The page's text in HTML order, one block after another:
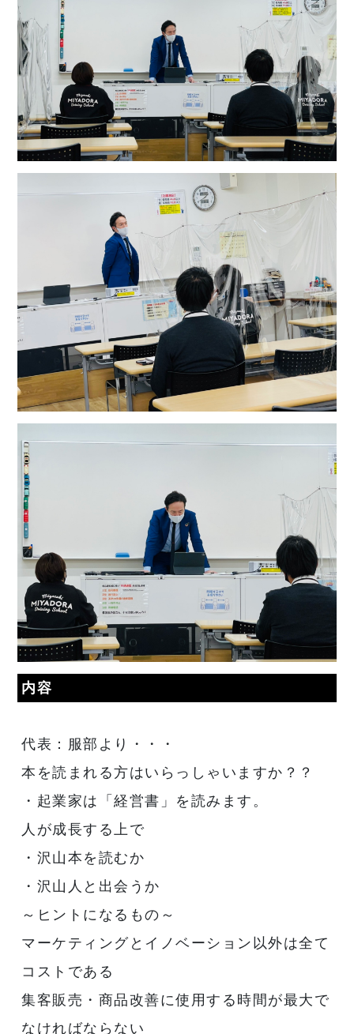
内容
代表：服部より・・・
本を読まれる方はいらっしゃいますか？？
・起業家は「経営書」を読みます。
人が成長する上で
・沢山本を読むか
・沢山人と出会うか
～ヒントになるもの～
マーケティングとイノベーション以外は全て
コストである
集客販売・商品改善に使用する時間が最大で
なければならない